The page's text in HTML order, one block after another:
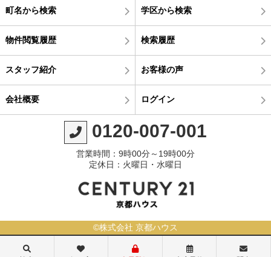
町名から検索 学区から検索
物件閲覧履歴 検索履歴
スタッフ紹介 お客様の声
会社概要 ログイン
0120-007-001
営業時間：9時00分～19時00分
定休日：火曜日・水曜日
©株式会社 京都ハウス